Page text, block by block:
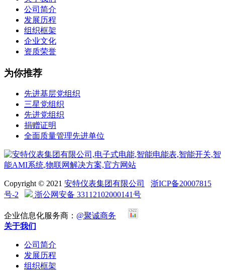
公司简介
发展历程
组织框架
企业文化
资质荣誉
为你推荐
先进基层党组织
三星党组织
先进党组织
捐赠证明
全面质量管理先进单位
Copyright © 2021 安特仪表集团有限公司
浙ICP备20007815
号-2
浙公网安备 33112102000141号
企业信息化服务商： @聚诚商务
关于我们
公司简介
发展历程
组织框架